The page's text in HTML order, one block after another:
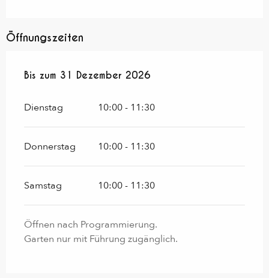
Öffnungszeiten
vom2 Januar 2026bis zum
Bis zum 31 Dezember 2026
Dienstag 10:00 - 11:30
Donnerstag 10:00 - 11:30
Samstag 10:00 - 11:30
Öffnen nach Programmierung.
Garten nur mit Führung zugänglich.